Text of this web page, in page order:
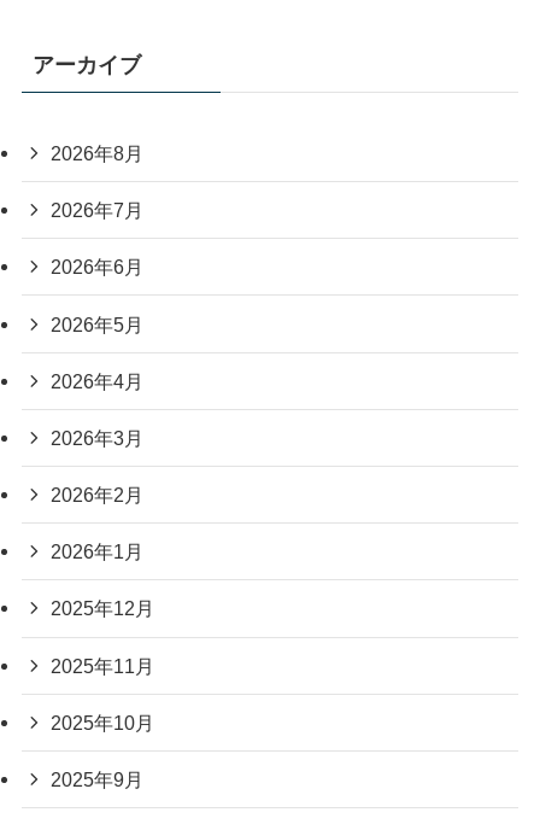
アーカイブ
2026年8月
2026年7月
2026年6月
2026年5月
2026年4月
2026年3月
2026年2月
2026年1月
2025年12月
2025年11月
2025年10月
2025年9月